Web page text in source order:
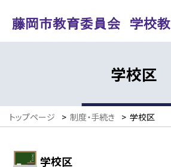
学校区
トップページ > 制度・手続き > 学校区
学校区